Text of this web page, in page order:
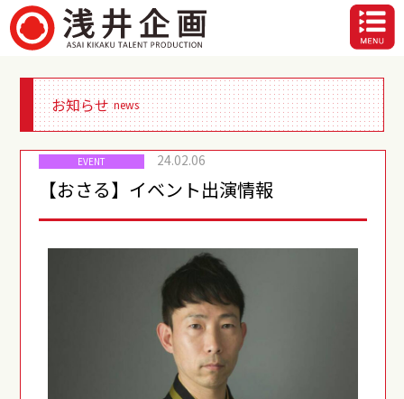
お知らせ news
EVENT 24.02.06
【おさる】イベント出演情報